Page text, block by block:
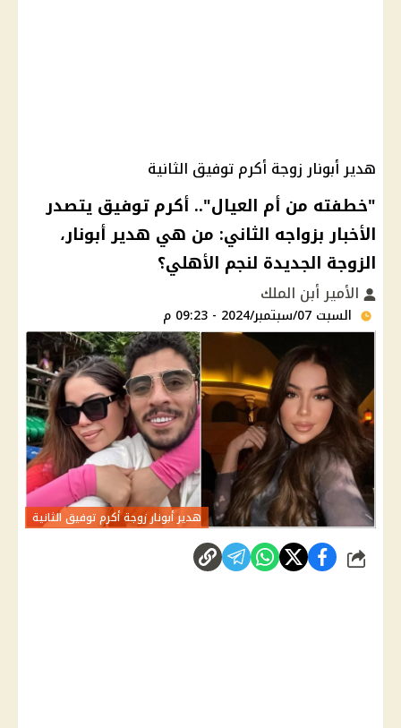
هدير أبونار زوجة أكرم توفيق الثانية
"خطفته من أم العيال".. أكرم توفيق يتصدر
الأخبار بزواجه الثاني: من هي هدير أبونار،
الزوجة الجديدة لنجم الأهلي؟
الأمير أبن الملك
السبت 07/سبتمبر/2024 - 09:23 م
هدير أبونار زوجة أكرم توفيق الثانية
شارك